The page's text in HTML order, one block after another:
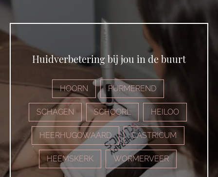
Huidverbetering bij jou in de buurt
HOORN PURMEREND
SCHAGEN SCHOORL HEILOO
HEERHUGOWAARD CASTRICUM
HEEMSKERK WORMERVEER